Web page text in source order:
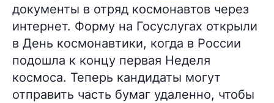
документы в отряд космонавтов через
интернет. Форму на Госуслугах открыли
в День космонавтики, когда в России
подошла к концу первая Неделя
космоса. Теперь кандидаты могут
отправить часть бумаг удаленно, чтобы